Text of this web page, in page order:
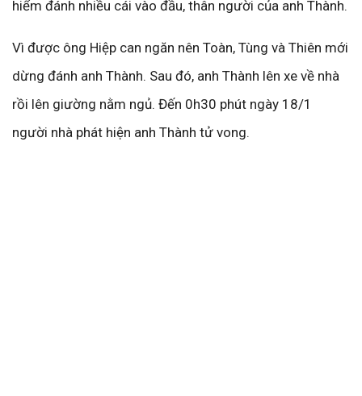
hiểm đánh nhiều cái vào đầu, thân người của anh Thành.
Vì được ông Hiệp can ngăn nên Toàn, Tùng và Thiên mới
dừng đánh anh Thành. Sau đó, anh Thành lên xe về nhà
rồi lên giường nằm ngủ. Đến 0h30 phút ngày 18/1
người nhà phát hiện anh Thành tử vong.